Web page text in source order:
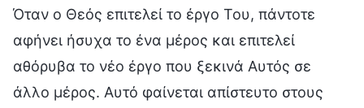
Όταν ο Θεός επιτελεί το έργο Του, πάντοτε
αφήνει ήσυχα το ένα μέρος και επιτελεί
αθόρυβα το νέο έργο που ξεκινά Αυτός σε
άλλο μέρος. Αυτό φαίνεται απίστευτο στους